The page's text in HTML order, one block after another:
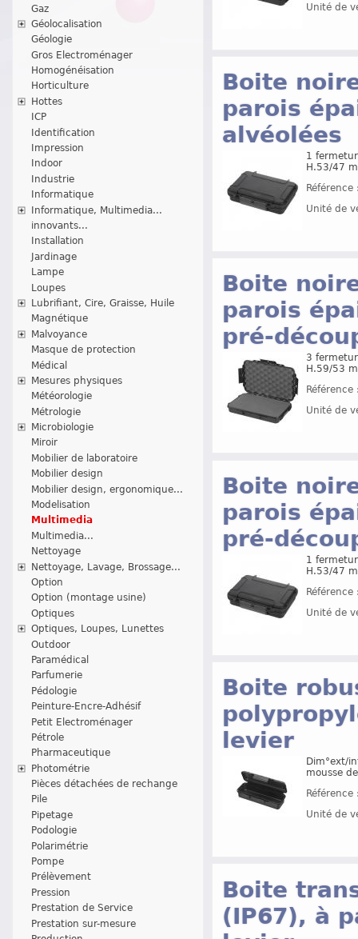
Gaz
Géolocalisation
Géologie
Gros Electroménager
Homogénéisation
Horticulture
Hottes
ICP
Identification
Impression
Indoor
Industrie
Informatique
Informatique, Multimedia...
innovants...
Installation
Jardinage
Lampe
Loupes
Lubrifiant, Cire, Graisse, Huile
Magnétique
Malvoyance
Masque de protection
Médical
Mesures physiques
Météorologie
Métrologie
Microbiologie
Miroir
Mobilier de laboratoire
Mobilier design
Mobilier design, ergonomique...
Modelisation
Multimedia
Multimedia...
Nettoyage
Nettoyage, Lavage, Brossage...
Option
Option (montage usine)
Optiques
Optiques, Loupes, Lunettes
Outdoor
Paramédical
Parfumerie
Pédologie
Peinture-Encre-Adhésif
Petit Electroménager
Pétrole
Pharmaceutique
Photométrie
Pièces détachées de rechange
Pile
Pipetage
Podologie
Polarimétrie
Pompe
Prélèvement
Pression
Prestation de Service
Prestation sur-mesure
Unité de
Boite
parois
alvéolées
1
H.53/47
Unité de
Boite
parois
pré-
3
H.59/53
Unité de
Boite
parois
pré-
1
H.53/47
Unité de
Boite
levier
Dim°ext/
mousse
Unité de
Boite
(IP67), à